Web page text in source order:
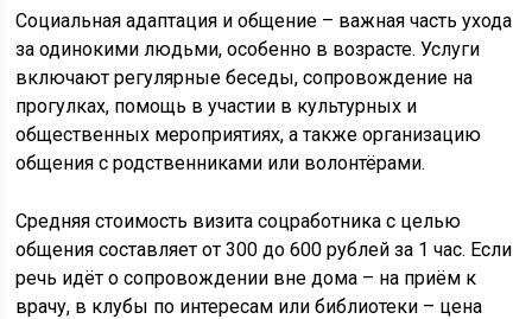
Социальная адаптация и общение – важная часть ухода
за одинокими людьми, особенно в возрасте. Услуги
включают регулярные беседы, сопровождение на
прогулках, помощь в участии в культурных и
общественных мероприятиях, а также организацию
общения с родственниками или волонтёрами.
Средняя стоимость визита соцработника с целью
общения составляет от 300 до 600 рублей за 1 час. Если
речь идёт о сопровождении вне дома – на приём к
врачу, в клубы по интересам или библиотеки – цена